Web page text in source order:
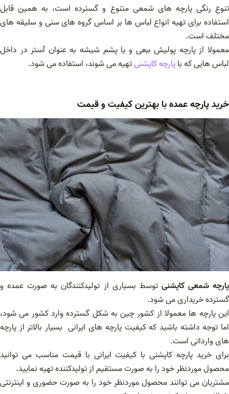
تنوع رنگی پارچه های شمعی متنوع و گسترده است، به همین قابل
استفاده برای تهیه انواع لباس ها بر اساس گروه های سنی و سلیقه های
مختلف است.
معمولا از پارچه پولیش ببعی و یا پشم شیشه به عنوان آستر در داخل
لباس هایی که باپارچه کاپشنیتهیه می شوند، استفاده می شود.
خرید پارچه عمده با بهترین کیفیت و قیمت
پارچه شمعی کاپشنی توسط بسیاری از تولیدکنندگان به صورت عمده و
گسترده خریداری می شود.
این پارچه ها معمولا از کشور چین به شکل گسترده وارد کشور می شود،
اما توجه داشته باشید که کیفیت پارچه های ایرانی بسیار بالاتر از پارچه
های وارداتی است.
برای خرید پارچه کاپشنی با کیفیت ایرانی با قیمت مناسب می توانید
محصول موردنظر خود را به صورت مستقیم از تولیدکننده تهیه نمایید.
مشتریان می توانند محصول موردنظر خود را به صورت حضوری و اینترنتی